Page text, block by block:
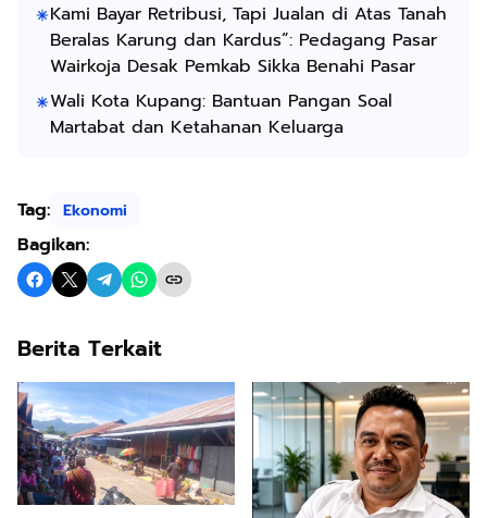
Kami Bayar Retribusi, Tapi Jualan di Atas Tanah
Beralas Karung dan Kardus”: Pedagang Pasar
Wairkoja Desak Pemkab Sikka Benahi Pasar
Wali Kota Kupang: Bantuan Pangan Soal
Martabat dan Ketahanan Keluarga
Tag: Ekonomi
Bagikan:
Berita Terkait